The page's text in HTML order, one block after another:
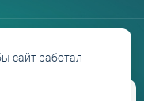
сайт работал